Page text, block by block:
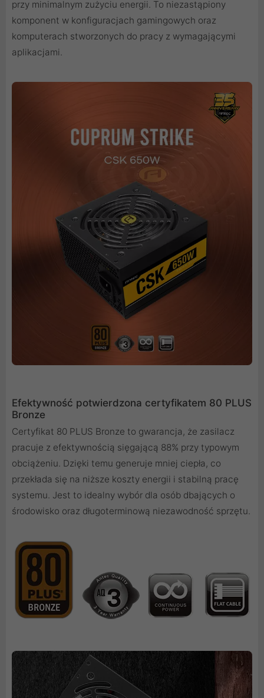
przy minimalnym zużyciu energii. To niezastąpiony
komponent w konfiguracjach gamingowych oraz
komputerach stworzonych do pracy z wymagającymi
aplikacjami.
Efektywność potwierdzona certyfikatem 80 PLUS
Bronze
Certyfikat 80 PLUS Bronze to gwarancja, że zasilacz
pracuje z efektywnością sięgającą 88% przy typowym
obciążeniu. Dzięki temu generuje mniej ciepła, co
przekłada się na niższe koszty energii i stabilną pracę
systemu. Jest to idealny wybór dla osób dbających o
środowisko oraz długoterminową niezawodność sprzętu.